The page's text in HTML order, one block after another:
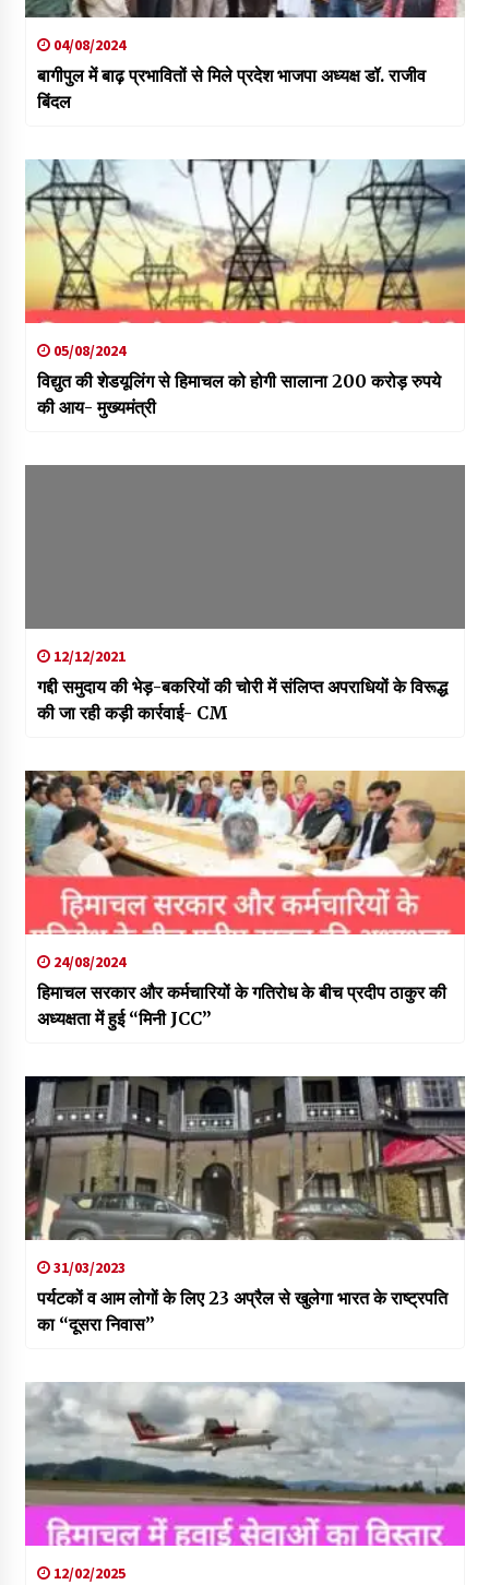
04/08/2024
बागीपुल में बाढ़ प्रभावितों से मिले प्रदेश भाजपा अध्यक्ष डॉ. राजीव
बिंदल
05/08/2024
विद्युत की शेडयूलिंग से हिमाचल को होगी सालाना 200 करोड़ रुपये
की आय- मुख्यमंत्री
12/12/2021
गद्दी समुदाय की भेड़-बकरियों की चोरी में संलिप्त अपराधियों के विरूद्ध
की जा रही कड़ी कार्रवाई- CM
24/08/2024
हिमाचल सरकार और कर्मचारियों के गतिरोध के बीच प्रदीप ठाकुर की
अध्यक्षता में हुई “मिनी JCC”
31/03/2023
पर्यटकों व आम लोगों के लिए 23 अप्रैल से खुलेगा भारत के राष्ट्रपति
का “दूसरा निवास”
12/02/2025